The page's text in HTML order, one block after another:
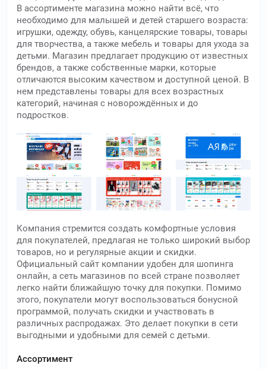
В ассортименте магазина можно найти всё, что
необходимо для малышей и детей старшего возраста:
игрушки, одежду, обувь, канцелярские товары, товары
для творчества, а также мебель и товары для ухода за
детьми. Магазин предлагает продукцию от известных
брендов, а также собственные марки, которые
отличаются высоким качеством и доступной ценой. В
нем представлены товары для всех возрастных
категорий, начиная с новорождённых и до
подростков.
Компания стремится создать комфортные условия
для покупателей, предлагая не только широкий выбор
товаров, но и регулярные акции и скидки.
Официальный сайт компании удобен для шопинга
онлайн, а сеть магазинов по всей стране позволяет
легко найти ближайшую точку для покупки. Помимо
этого, покупатели могут воспользоваться бонусной
программой, получать скидки и участвовать в
различных распродажах. Это делает покупки в сети
выгодными и удобными для семей с детьми.
Ассортимент